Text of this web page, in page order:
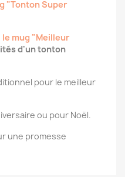
"Tonton Super
le mug "Meilleur
d'un tonton
pour le meilleur
ou pour Noël.
une promesse